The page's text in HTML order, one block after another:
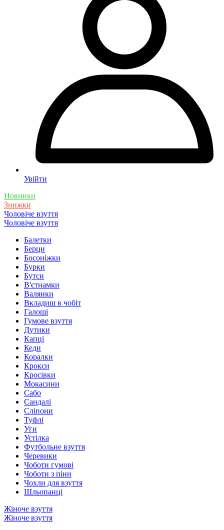
Увійти
Новинки
Знижки
Чоловіче взуття
Чоловіче взуття
Балетки
Берци
Босоніжки
Бурки
Бутси
В'єтнамки
Валянки
Вкладиш в чобіт
Галоші
Гумове взуття
Дутики
Капці
Кеди
Коралки
Крокси
Кросівки
Мокасини
Сабо
Сандалі
Сліпони
Туфлі
Уги
Устілка
Футбольне взуття
Черевики
Чоботи гумові
Чоботи з піни
Чохли для взуття
Шльопанці
Жіноче взуття
Жіноче взуття